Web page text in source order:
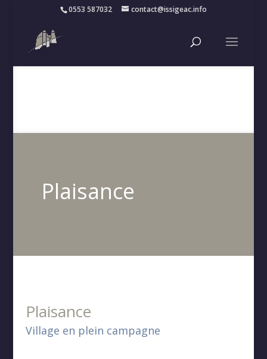
0553 587032 contact@issigeac.info
Plaisance
Plaisance
Village en plein campagne